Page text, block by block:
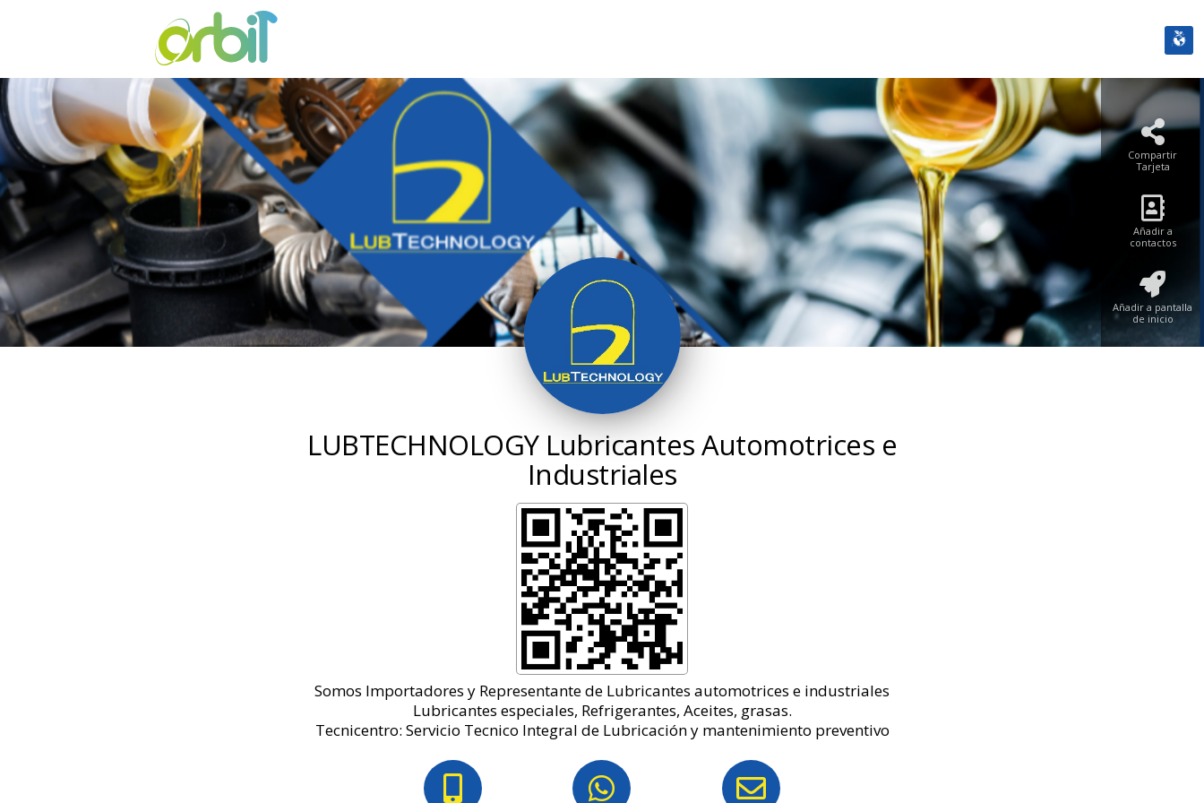
Compartir
Tarjeta
Añadir a
contactos
Añadir a pantalla
de inicio
LUBTECHNOLOGY Lubricantes Automotrices e
Industriales
Somos Importadores y Representante de Lubricantes automotrices e industriales
Lubricantes especiales, Refrigerantes, Aceites, grasas.
Tecnicentro: Servicio Tecnico Integral de Lubricación y mantenimiento preventivo